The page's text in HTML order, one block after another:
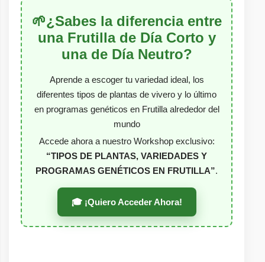
🌱¿Sabes la diferencia entre
una Frutilla de Día Corto y
una de Día Neutro?
Aprende a escoger tu variedad ideal, los
diferentes tipos de plantas de vivero y lo último
en programas genéticos en Frutilla alrededor del
mundo
Accede ahora a nuestro Workshop exclusivo:
“TIPOS DE PLANTAS, VARIEDADES Y
PROGRAMAS GENÉTICOS EN FRUTILLA”.
🎓 ¡Quiero Acceder Ahora!